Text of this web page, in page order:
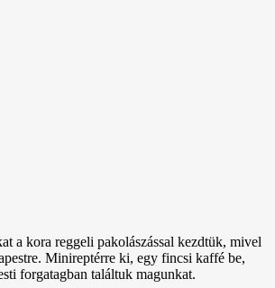
a kora reggeli pakolászással kezdtük, mivel
Minireptérre ki, egy fincsi kaffé be,
forgatagban találtuk magunkat.